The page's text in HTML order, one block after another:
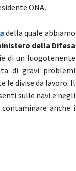
ONA.
della quale abbiamo
della Difesa
di un luogotenente
di gravi problemi
le divise da lavoro. Il
sulle navi e negli
anche i